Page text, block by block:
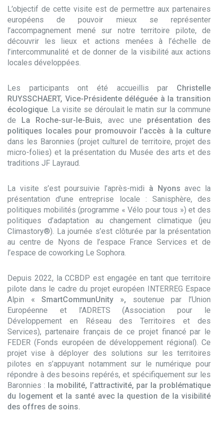
L’objectif de cette visite est de permettre aux partenaires
européens de pouvoir mieux se représenter
l’accompagnement mené sur notre territoire pilote, de
découvrir les lieux et actions menées à l’échelle de
l’intercommunalité et de donner de la visibilité aux actions
locales développées.
Les participants ont été accueillis par Christelle
RUYSSCHAERT, Vice-Présidente déléguée à la transition
écologique. La visite se déroulait le matin sur la commune
de La Roche-sur-le-Buis, avec une présentation des
politiques locales pour promouvoir l’accès à la culture
dans les Baronnies (projet culturel de territoire, projet des
micro-folies) et la présentation du Musée des arts et des
traditions JF Layraud.
La visite s’est poursuivie l’après-midi à Nyons avec la
présentation d’une entreprise locale : Sanisphère, des
politiques mobilités (programme « Vélo pour tous ») et des
politiques d’adaptation au changement climatique (jeu
Climastory®). La journée s’est clôturée par la présentation
au centre de Nyons de l’espace France Services et de
l’espace de coworking Le Sophora.
Depuis 2022, la CCBDP est engagée en tant que territoire
pilote dans le cadre du projet européen INTERREG Espace
Alpin « SmartCommunUnity », soutenue par l’Union
Européenne et l’ADRETS (Association pour le
Développement en Réseau des Territoires et des
Services), partenaire français de ce projet financé par le
FEDER (Fonds européen de développement régional). Ce
projet vise à déployer des solutions sur les territoires
pilotes en s’appuyant notamment sur le numérique pour
répondre à des besoins repérés, et spécifiquement sur les
Baronnies : la mobilité, l’attractivité, par la problématique
du logement et la santé avec la question de la visibilité
des offres de soins.